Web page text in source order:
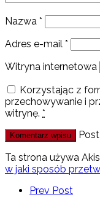
Nazwa *
Adres e-mail *
Witryna internetowa
Korzystając z
przechowywanie i
witrynę. *
Ta strona używa
w jaki sposób
Prev Post